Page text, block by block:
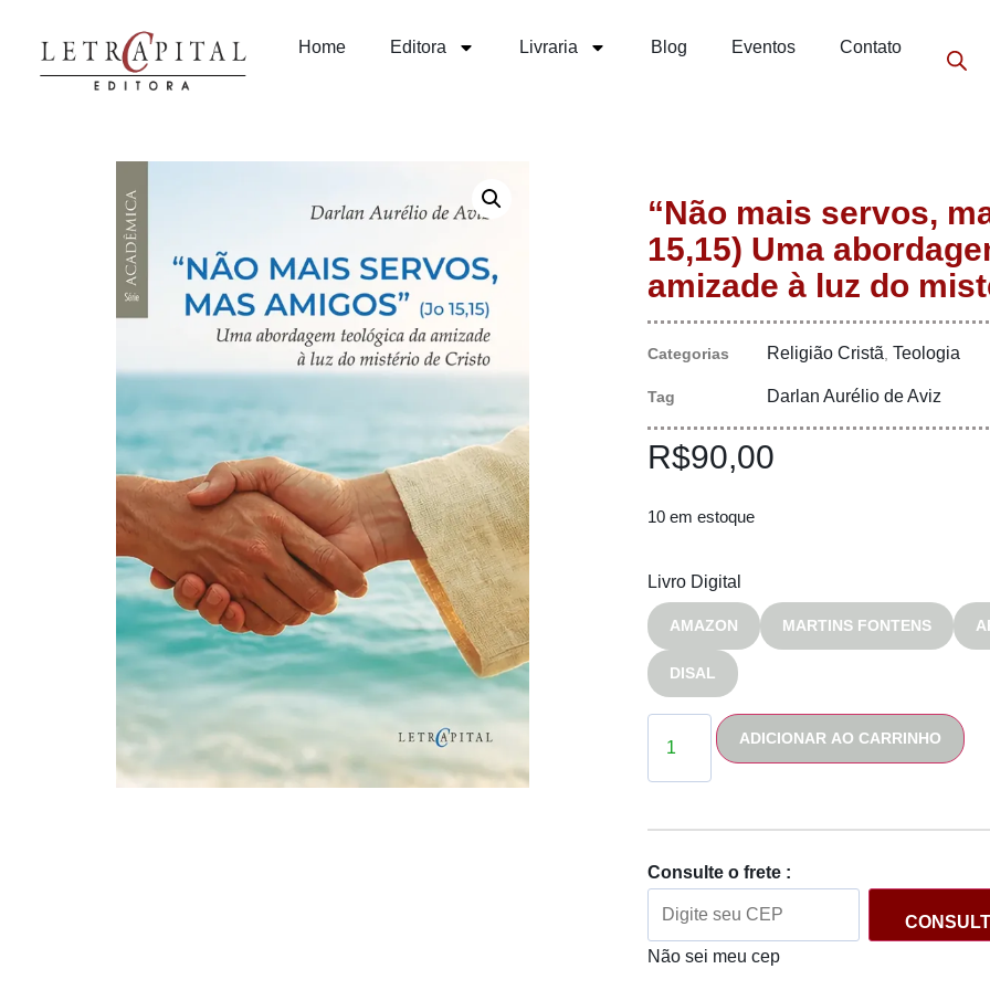
Home Editora Livraria Blog Eventos Contato
“Não mais servos,
15,15) Uma
amizade à luz do
Categorias Religião Cristã, Teologia
Tag Darlan Aurélio de Aviz
R$90,00
10 em estoque
Livro Digital
AMAZON MARTINS FONTENS
DISAL
ADICIONAR AO CARRINHO
Consulte o frete :
Não sei meu cep